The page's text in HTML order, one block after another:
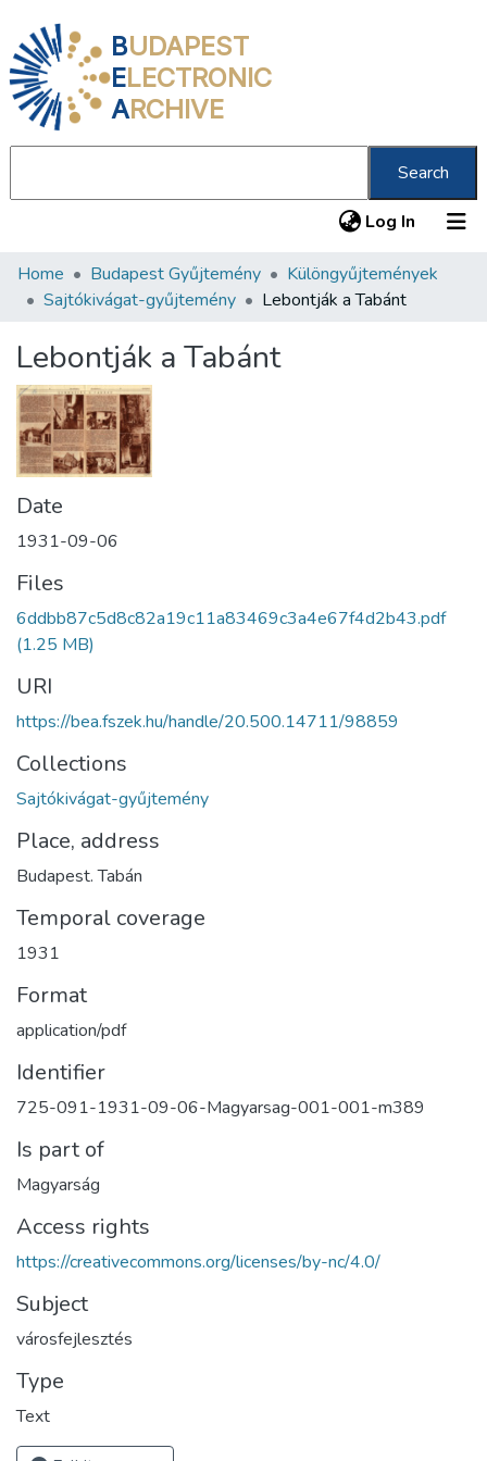
BUDAPEST
ELECTRONIC
ARCHIVE
Search
Log In (current)
Communities & Collections
Statistics
About us
Home Budapest Gyűjtemény
Különgyűjtemények
Sajtókivágat-gyűjtemény
Lebontják a Tabánt
Lebontják a Tabánt
Date
1931-09-06
Files
6ddbb87c5d8c82a19c11a83469c3a4e67f4d2b43.pdf
(1.25 MB)
URI
https://bea.fszek.hu/handle/20.500.14711/98859
Collections
Sajtókivágat-gyűjtemény
Place, address
Budapest. Tabán
Temporal coverage
1931
Format
application/pdf
Identifier
725-091-1931-09-06-Magyarsag-001-001-m389
Is part of
Magyarság
Access rights
https://creativecommons.org/licenses/by-nc/4.0/
Subject
városfejlesztés
Type
Text